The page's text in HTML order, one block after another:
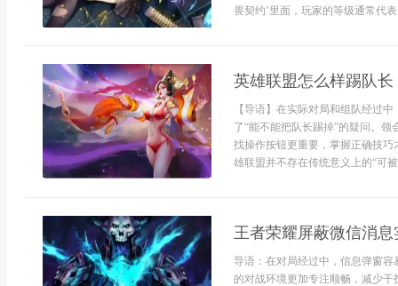
畏契约’里面，玩家的等级通常代
英雄联盟怎么样踢队长
【导语】在实际对局和组队经过
了“能不能把队长踢掉”的疑问。
找操作按钮更重要，掌握正确技
雄联盟并不存在传统意义上的“可
王者荣耀屏蔽微信消息
导语：在对局经过中，信息弹窗
的对战环境更加专注顺畅，减少